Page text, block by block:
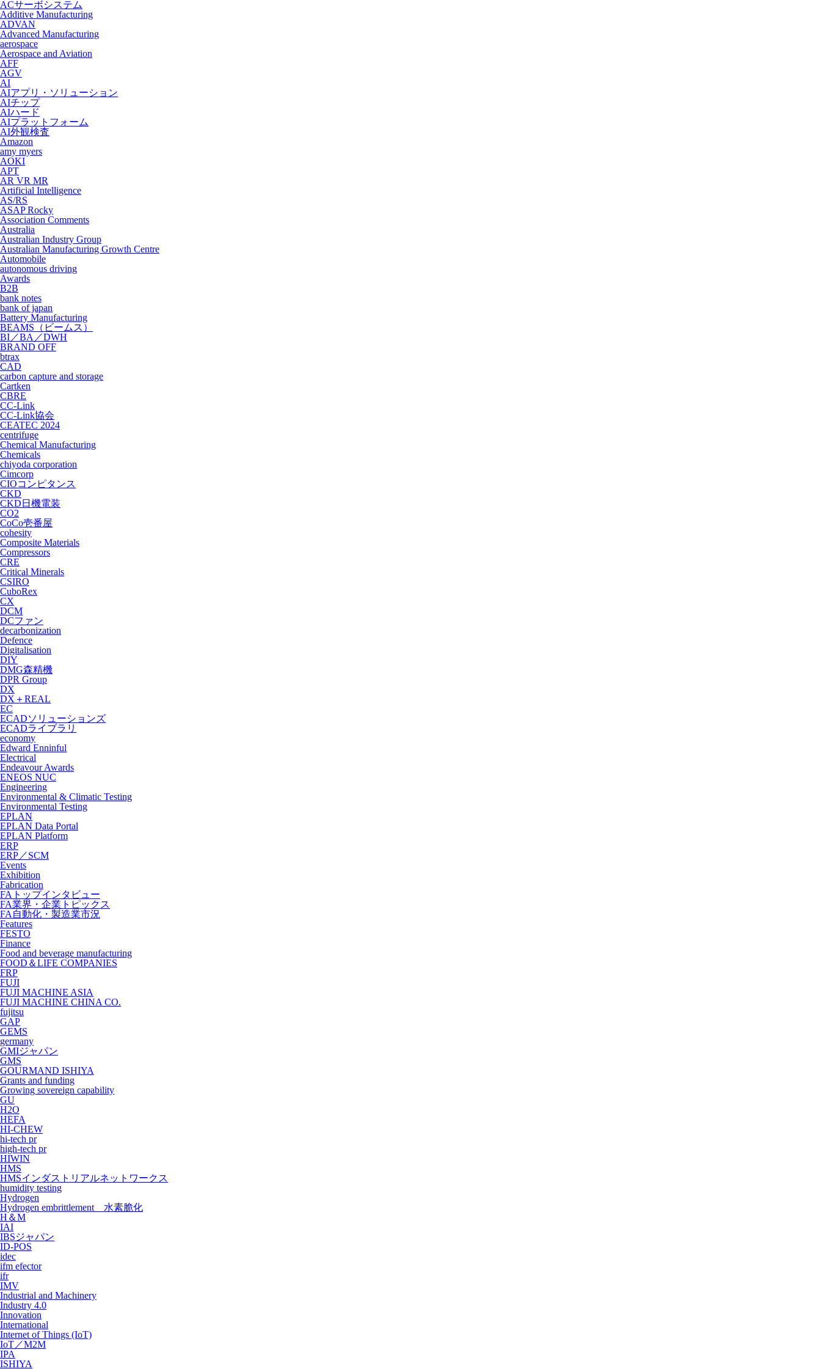
ACサーボシステム
Additive Manufacturing
ADVAN
Advanced Manufacturing
aerospace
Aerospace and Aviation
AFF
AGV
AI
AIアプリ・ソリューション
AIチップ
AIハード
AIプラットフォーム
AI外観検査
Amazon
amy myers
AOKI
APT
AR VR MR
Artificial Intelligence
AS/RS
ASAP Rocky
Association Comments
Australia
Australian Industry Group
Australian Manufacturing Growth Centre
Automobile
autonomous driving
Awards
B2B
bank notes
bank of japan
Battery Manufacturing
BEAMS（ビームス）
BI／BA／DWH
BRAND OFF
btrax
CAD
carbon capture and storage
Cartken
CBRE
CC-Link
CC-Link協会
CEATEC 2024
centrifuge
Chemical Manufacturing
Chemicals
chiyoda corporation
Cimcorp
CIOコンピタンス
CKD
CKD日機電装
CO2
CoCo壱番屋
cohesity
Composite Materials
Compressors
CRE
Critical Minerals
CSIRO
CuboRex
CX
DCM
DCファン
decarbonization
Defence
Digitalisation
DIY
DMG森精機
DPR Group
DX
DX＋REAL
EC
ECADソリューションズ
ECADライブラリ
economy
Edward Enninful
Electrical
Endeavour Awards
ENEOS NUC
Engineering
Environmental & Climatic Testing
Environmental Testing
EPLAN
EPLAN Data Portal
EPLAN Platform
ERP
ERP／SCM
Events
Exhibition
Fabrication
FAトップインタビュー
FA業界・企業トピックス
FA自動化・製造業市況
Features
FESTO
Finance
Food and beverage manufacturing
FOOD＆LIFE COMPANIES
FRP
FUJI
FUJI MACHINE ASIA
FUJI MACHINE CHINA CO.
fujitsu
GAP
GEMS
germany
GMIジャパン
GMS
GOURMAND ISHIYA
Grants and funding
Growing sovereign capability
GU
H2O
HEFA
HI-CHEW
hi-tech pr
high-tech pr
HIWIN
HMS
HMSインダストリアルネットワークス
humidity testing
Hydrogen
Hydrogen embrittlement 水素脆化
H＆M
IAI
IBSジャパン
ID-POS
idec
ifm efector
ifr
IMV
Industrial and Machinery
Industry 4.0
Innovation
International
Internet of Things (IoT)
IoT／M2M
IPA
ISHIYA